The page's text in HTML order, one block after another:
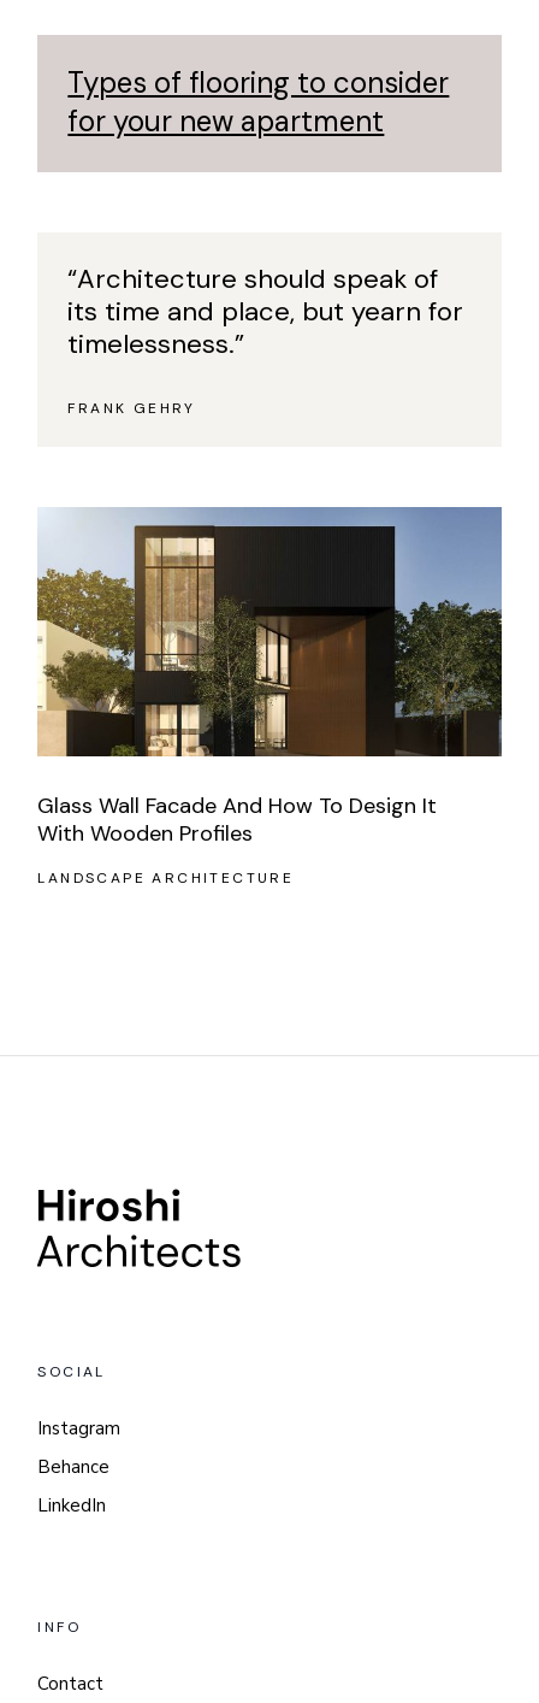
Types of flooring to consider
for your new apartment
“Architecture should speak of
its time and place, but yearn for
timelessness.”
FRANK GEHRY
Glass Wall Facade And How To Design It
With Wooden Profiles
LANDSCAPE ARCHITECTURE
SOCIAL
Instagram
Behance
LinkedIn
INFO
Contact